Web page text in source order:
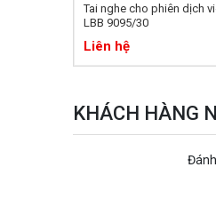
Tai nghe cho phiên dịch
LBB 9095/30
Liên hệ
KHÁCH HÀNG